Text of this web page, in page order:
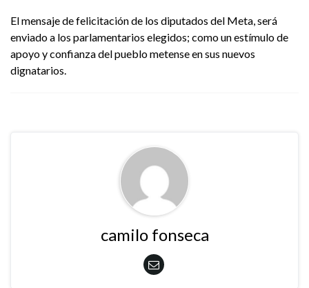
El mensaje de felicitación de los diputados del Meta, será
enviado a los parlamentarios elegidos; como un estímulo de
apoyo y confianza del pueblo metense en sus nuevos
dignatarios.
camilo fonseca